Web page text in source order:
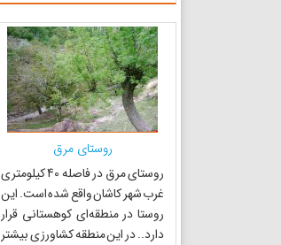
میراحمد در شمال معبر اصلی آن و در
خیابان علوی و در جوار حمام سلطان
میر احمد واقع شده است و ...
روستای مرق
روستای مرق در فاصله 40 کیلومتری
غرب شهر کاشان واقع شده است. این
روستا در منطقه‌ای کوهستانی قرار
دارد.. در این منطقه کشاورزی بیشتر